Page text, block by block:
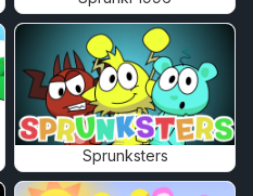
Sprunksters